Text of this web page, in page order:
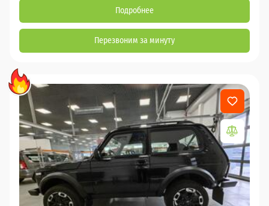
Подробнее
Перезвоним за минуту